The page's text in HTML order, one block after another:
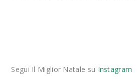
Segui Il Miglior Natale su Instagram